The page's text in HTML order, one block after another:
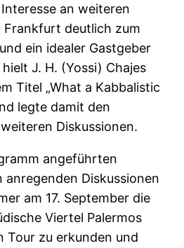
an weiteren
Frankfurt deutlich zum
ein idealer Gastgeber
J. H. (Yossi) Chajes
Titel „What a Kabbalistic
legte damit den
Diskussionen.
angeführten
Diskussionen
am 17. September die
Viertel Palermos
Tour zu erkunden und